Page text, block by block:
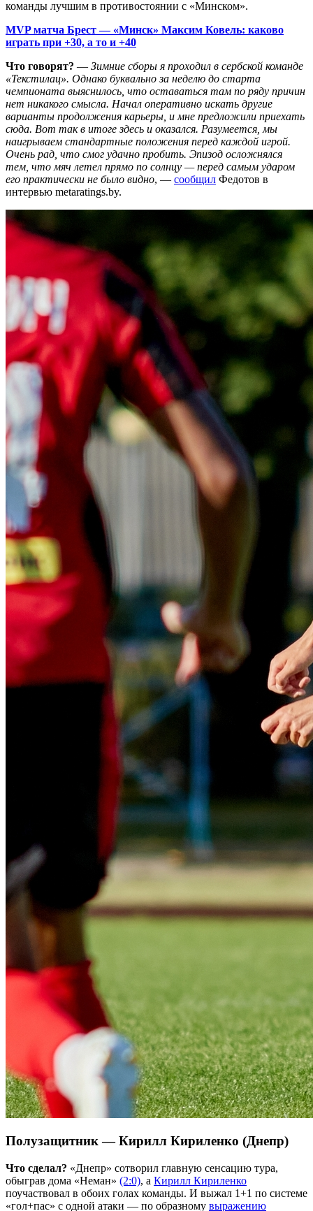
команды лучшим в противостоянии с «Минском».
MVP матча Брест — «Минск» Максим Ковель: каково
играть при +30, а то и +40
Что говорят? — Зимние сборы я проходил в сербской команде
«Текстилац». Однако буквально за неделю до старта
чемпионата выяснилось, что оставаться там по ряду причин
нет никакого смысла. Начал оперативно искать другие
варианты продолжения карьеры, и мне предложили приехать
сюда. Вот так в итоге здесь и оказался. Разумеется, мы
наигрываем стандартные положения перед каждой игрой.
Очень рад, что смог удачно пробить. Эпизод осложнялся
тем, что мяч летел прямо по солнцу — перед самым ударом
его практически не было видно, — сообщил Федотов в
интервью metaratings.by.
Полузащитник — Кирилл Кириленко (Днепр)
Что сделал? «Днепр» сотворил главную сенсацию тура,
обыграв дома «Неман» (2:0), а Кирилл Кириленко
поучаствовал в обоих голах команды. И выжал 1+1 по системе
«гол+пас» с одной атаки — по образному выражению